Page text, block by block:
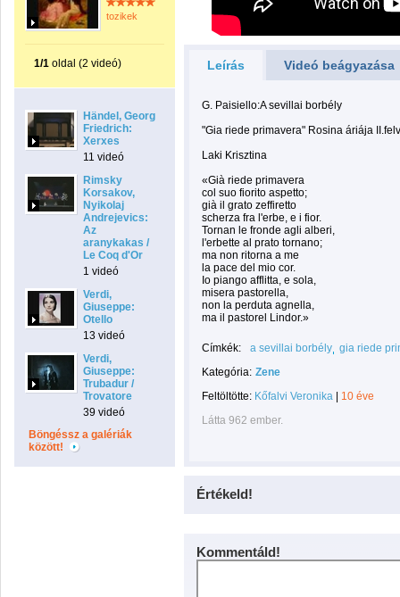
tozikek
1/1 oldal (2 videó)
Händel, Georg
Friedrich:
Xerxes
11 videó
Rimsky
Korsakov,
Nyikolaj
Andrejevics:
Az
aranykakas /
Le Coq d'Or
1 videó
Verdi,
Giuseppe:
Otello
13 videó
Verdi,
Giuseppe:
Trubadur /
Trovatore
39 videó
Böngéssz a galériák
között!
Leírás Videó beágyazása
G. Paisiello:A sevillai borbély
"Gia riede primavera" Rosina áriája
Laki Krisztina
«Già riede primavera
col suo fiorito aspetto;
già il grato zeffiretto
scherza fra l'erbe, e i fior.
Tornan le fronde agli alberi,
l'erbette al prato tornano;
ma non ritorna a me
la pace del mio cor.
Io piango afflitta, e sola,
misera pastorella,
non la perduta agnella,
ma il pastorel Lindor.»
Címkék: a sevillai borbély gia riede
Kategória: Zene
Feltöltötte: Kőfalvi Veronika
10 éve
Látta 962 ember.
Értékeld!
Kommentáld!